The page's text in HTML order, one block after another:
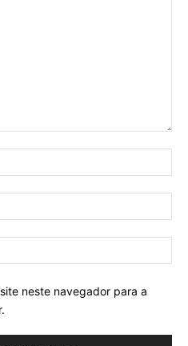
neste navegador para a